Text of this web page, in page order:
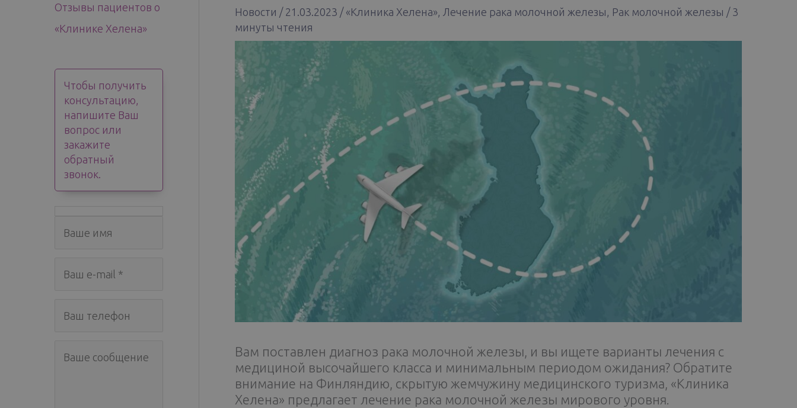
Отзывы пациентов о
«Клинике Хелена»
Чтобы получить
консультацию,
напишите Ваш
вопрос или
закажите
обратный
звонок.
Новости / 21.03.2023 / «Kлиника Хелена», Лечение рака молочной железы , Рак молочной железы / 3
минуты чтения
Вам поставлен диагноз рака молочной железы, и вы ищете варианты лечения с
медициной высочайшего класса и минимальным периодом ожидания? Обратите
внимание на Финляндию, скрытую жемчужину медицинского туризма, «Клиника
Хелена» предлагает лечение рака молочной железы мирового уровня.